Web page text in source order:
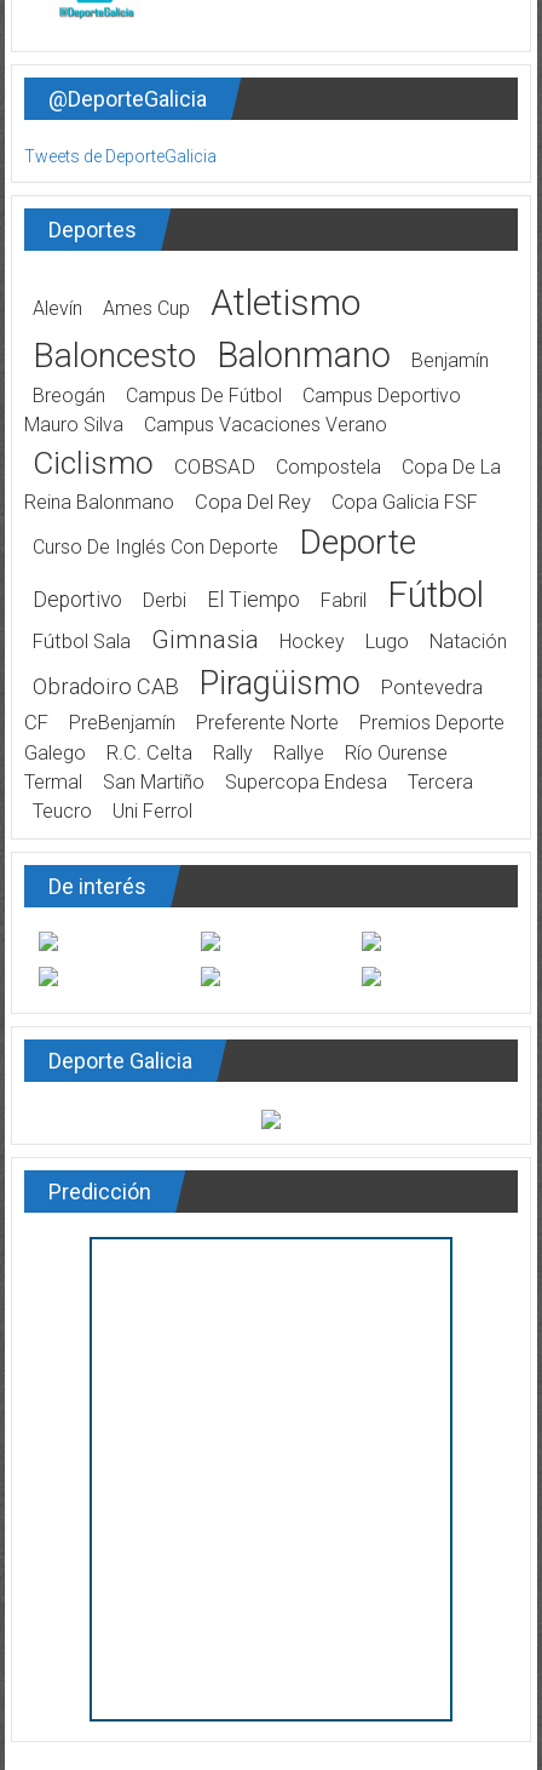
@DeporteGalicia
Tweets de DeporteGalicia
Deportes
Alevín Ames Cup Atletismo
Baloncesto Balonmano
Benjamín
Breogán
Campus De Fútbol
Campus Deportivo
Mauro Silva
Campus Vacaciones Verano
Ciclismo COBSAD Compostela
Copa De La
Reina Balonmano
Copa Del Rey
Copa Galicia FSF
Curso De Inglés Con Deporte
Deporte
Deportivo Derbi El Tiempo Fabril Fútbol
Fútbol Sala Gimnasia Hockey Lugo Natación
Obradoiro CAB Piragüismo
Pontevedra
CF
PreBenjamín Preferente Norte
Premios Deporte
Galego
R.C. Celta Rally Rallye
Río Ourense
Termal
San Martiño Supercopa Endesa
Tercera
Teucro
Uni Ferrol
De interés
Deporte Galicia
Predicción